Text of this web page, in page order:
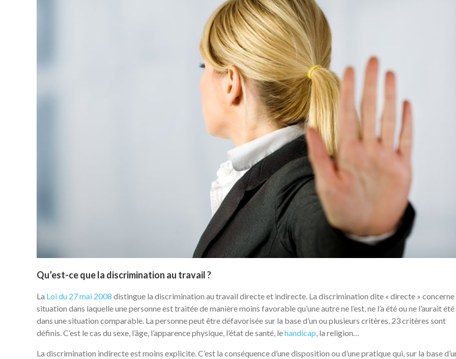
Qu’est-ce que la discrimination au travail ?
La Loi du 27 mai 2008 distingue la discrimination au travail directe et indirecte. La discrimination dite « directe » concerne
situation dans laquelle une personne est traitée de manière moins favorable qu’une autre ne l’est, ne l’a été ou ne l’aurait été
dans une situation comparable. La personne peut être défavorisée sur la base d’un ou plusieurs critères. 23 critères sont
définis. C’est le cas du sexe, l’âge, l’apparence physique, l’état de santé, lehandicap, la religion…
La discrimination indirecte est moins explicite. C’est la conséquence d’une disposition ou d’une pratique qui, sur la base